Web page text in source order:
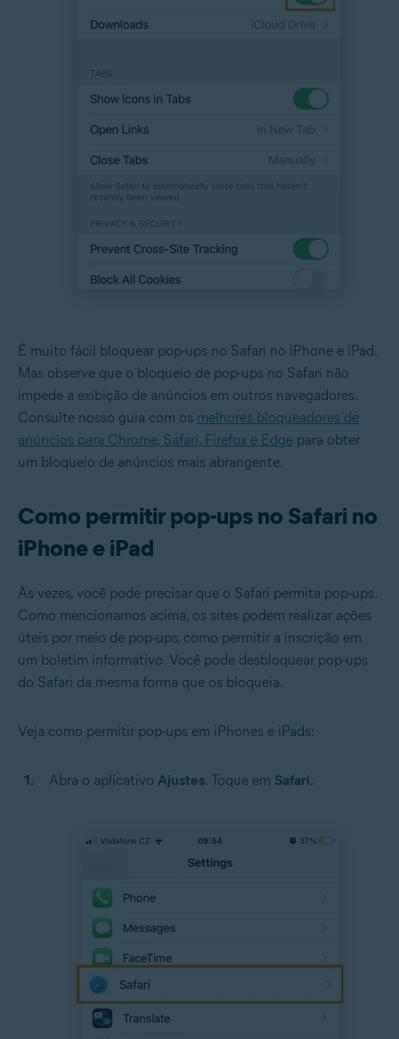
É muito fácil bloquear pop-ups no Safari no iPhone e iPad.
Mas observe que o bloqueio de pop-ups no Safari não
impede a exibição de anúncios em outros navegadores.
Consulte nosso guia com os melhores bloqueadores de
anúncios para Chrome, Safari, Firefox e Edge para obter
um bloqueio de anúncios mais abrangente.
Como permitir pop-ups no Safari no
iPhone e iPad
Às vezes, você pode precisar que o Safari permita pop-ups.
Como mencionamos acima, os sites podem realizar ações
úteis por meio de pop-ups, como permitir a inscrição em
um boletim informativo. Você pode desbloquear pop-ups
do Safari da mesma forma que os bloqueia.
Veja como permitir pop-ups em iPhones e iPads:
Abra o aplicativo Ajustes. Toque em Safari.